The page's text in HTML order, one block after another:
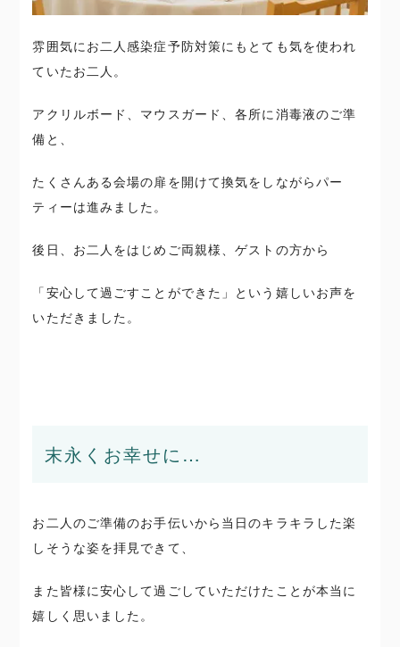
雰囲気にお二人感染症予防対策にもとても気を使われ
ていたお二人。
アクリルボード、マウスガード、各所に消毒液のご準
備と、
たくさんある会場の扉を開けて換気をしながらパー
ティーは進みました。
後日、お二人をはじめご両親様、ゲストの方から
「安心して過ごすことができた」という嬉しいお声を
いただきました。
末永くお幸せに…
お二人のご準備のお手伝いから当日のキラキラした楽
しそうな姿を拝見できて、
また皆様に安心して過ごしていただけたことが本当に
嬉しく思いました。